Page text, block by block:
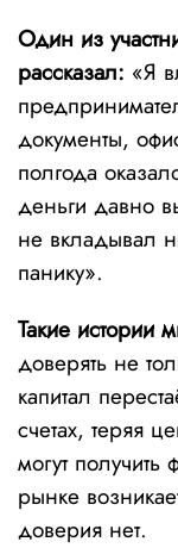
Один из
рассказал: «Я
документы,
полгода
деньги давно
не вкладывал
панику».
Такие истории
доверять не
капитал
счетах, теряя
могут
рынке
доверия нет.